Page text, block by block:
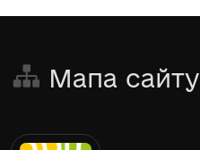
Мапа сайту